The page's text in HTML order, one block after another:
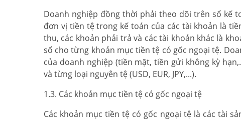
Doanh nghiệp đồng thời phải theo dõi trên sổ kế
đơn vị tiền tệ trong kế toán của các tài khoản là
thu, các khoản phải trả và các tài khoản khác là
sổ cho từng khoản mục tiền tệ có gốc ngoại tệ.
của doanh nghiệp (tiền mặt, tiền gửi không kỳ
và từng loại nguyên tệ (USD, EUR, JPY,...).
1.3. Các khoản mục tiền tệ có gốc ngoại tệ
Các khoản mục tiền tệ có gốc ngoại tệ là các tài